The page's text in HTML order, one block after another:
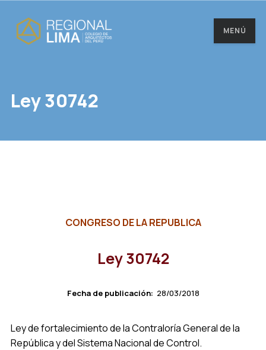
MENÚ
Ley 30742
CONGRESO DE LA REPUBLICA
Ley 30742
Fecha de publicación: 28/03/2018
Ley de fortalecimiento de la Contraloría General de la
República y del Sistema Nacional de Control.